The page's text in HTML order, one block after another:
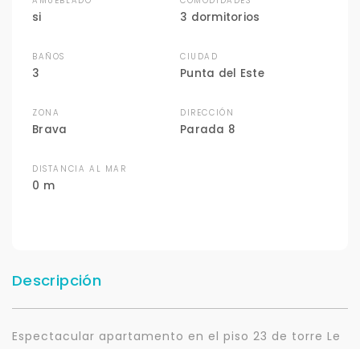
si 3 dormitorios
BAÑOS
3
CIUDAD
Punta del Este
ZONA
Brava
DIRECCIÓN
Parada 8
DISTANCIA AL MAR
0 m
Descripción
Espectacular apartamento en el piso 23 de torre Le